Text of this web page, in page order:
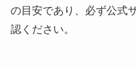
の目安であり、必ず公式
認ください。